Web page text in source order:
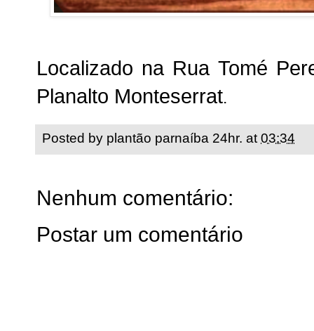
Localizado na Rua Tomé
Planalto Monteserrat.
Posted by plantão parnaíba 24hr. at03:34
Nenhum comentário:
Postar um comentário